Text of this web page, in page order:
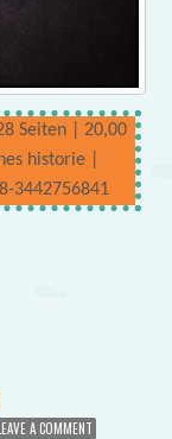
Seiten | 20,00
historie |
3442756841
A COMMENT